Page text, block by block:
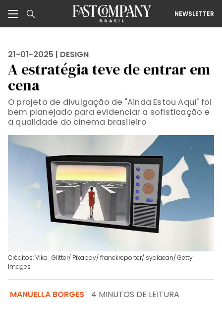
NEWSLETTER
21-01-2025 | DESIGN
A estratégia teve de entrar em
cena
O projeto de divulgação de "Ainda Estou Aqui" foi
bem planejado para evidenciar a sofisticação e
a qualidade do cinema brasileiro
Créditos: Vika_Glitter/ Pixabay/ franckreporter/ syolacan/ Getty
Images
MANUELLA BORGES 4 MINUTOS DE LEITURA